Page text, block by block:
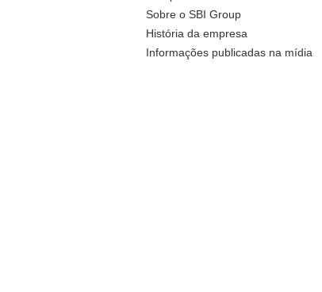
Sobre o SBI Group
História da empresa
Informações publicadas na mídia